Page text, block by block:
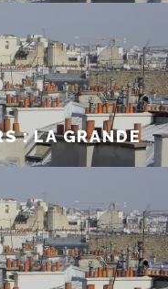
: LA GRANDE